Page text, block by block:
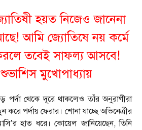
হয়ত নিজেও জানেনা
আমি জ্যোতিষে নয় কর্মে
করলে তবেই সাফল্য আসবে!
মুখোপাধ্যায়
পর্দা থেকে দূরে থাকলেও তাঁর অনুরাগীরা
পর্দায় ফেরার। শোনা যাচ্ছে অভিনেত্রীর
হাত ধরে। কোয়েল জানিয়েছেন, তিনি